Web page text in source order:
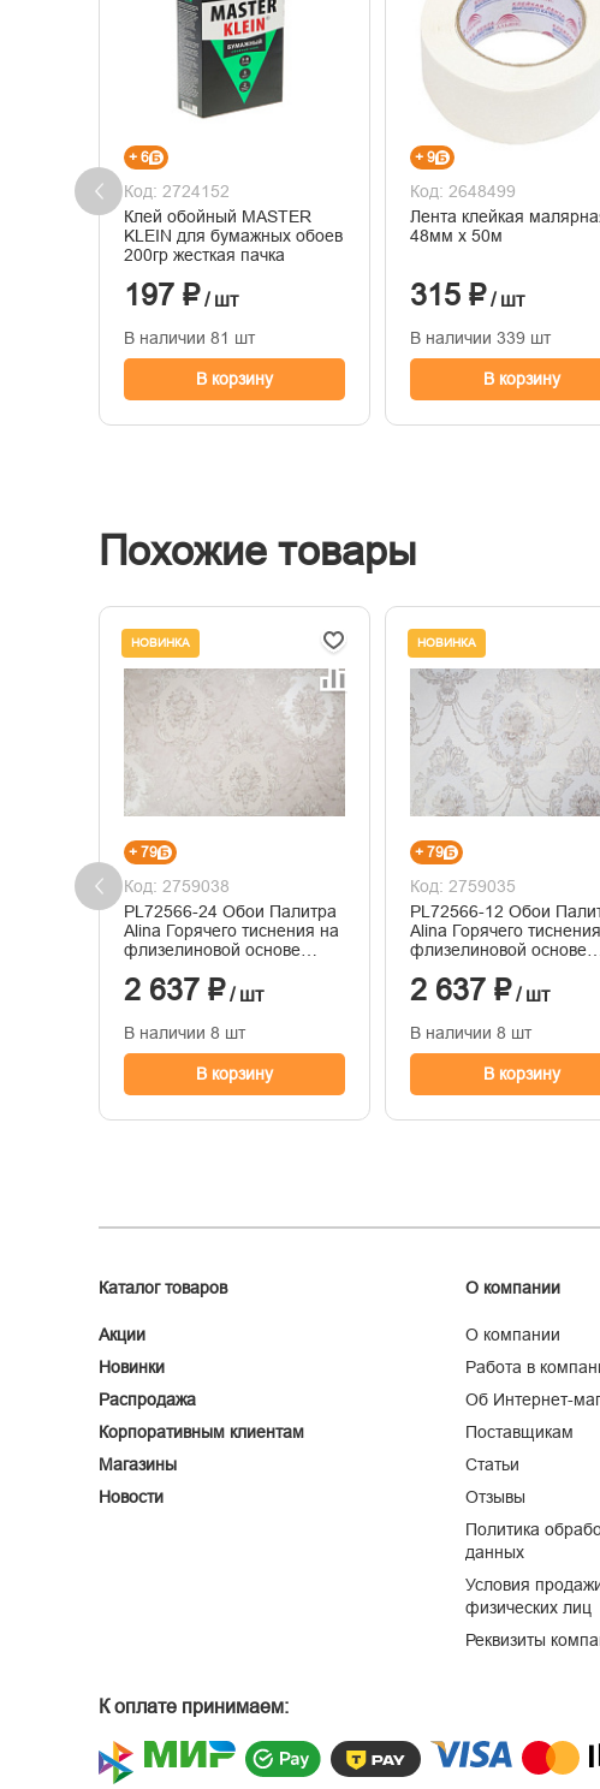
+ 6
Код: 2724152
Клей обойный MASTER
KLEIN для бумажных обоев
200гр жесткая пачка
197 ₽ / шт
В наличии 81 шт
В корзину
+ 9
Код: 2648499
Лента клейкая
48мм х 50м
315 ₽ / шт
В наличии 339 шт
В корзину
Похожие товары
НОВИНКА
+ 79
Код: 2759038
PL72566-24 Обои Палитра
Alina Горячего тиснения на
флизелиновой основе
2 637 ₽ / шт
В наличии 8 шт
В корзину
НОВИНКА
+ 79
Код: 2759035
PL72566-12 Обои
Alina Горячего
флизелиновой основе
2 637 ₽ / шт
В наличии 8 шт
В корзину
Каталог товаров
Акции
Новинки
Распродажа
Корпоративным клиентам
Магазины
Новости
О компании
О компании
Работа в
Об Интернет-
Поставщикам
Статьи
Отзывы
Политика
данных
Условия
физических лиц
Реквизиты
К оплате принимаем: